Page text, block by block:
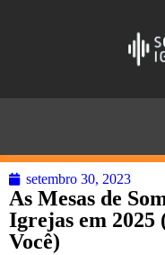
setembro 30, 2023
As Mesas de
Igrejas em 2025
Você)